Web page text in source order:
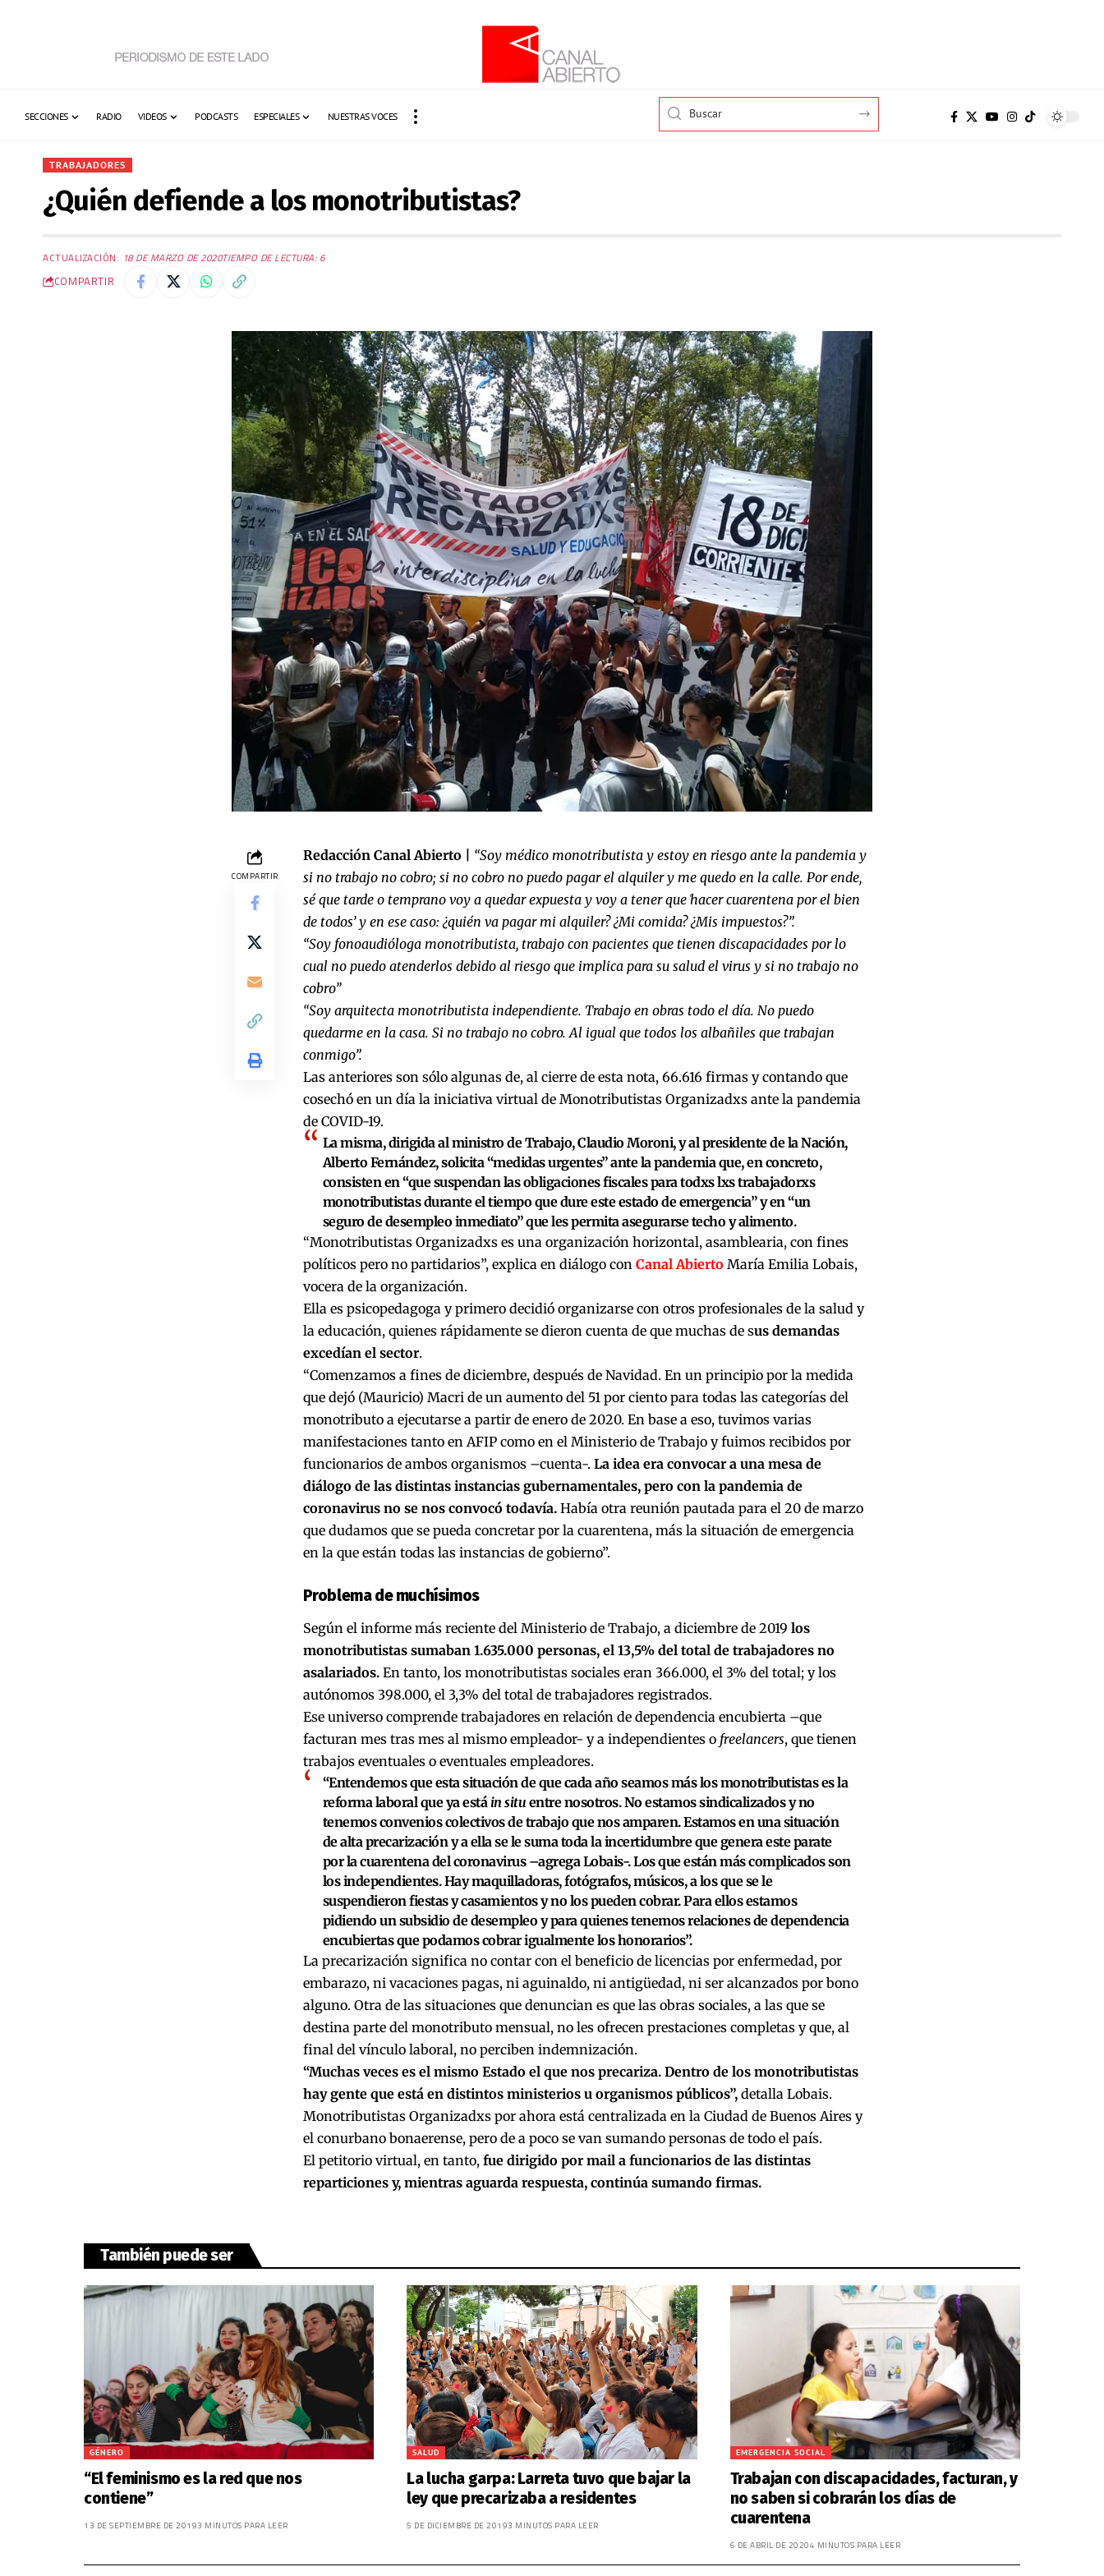
SECCIONES RADIO VIDEOS PODCASTS ESPECIALES NUESTRAS VOCES
TRABAJADORES
¿Quién defiende a los monotributistas?
ACTUALIZACIÓN: 18 DE MARZO DE 2020TIEMPO DE LECTURA: 6
COMPARTIR
COMPARTIR
Redacción Canal Abierto |
“Soy médico monotributista y estoy en riesgo ante la pandemia y
si no trabajo no cobro; si no cobro no puedo pagar el alquiler y me quedo en la calle. Por ende,
sé que tarde o temprano voy a quedar expuesta y voy a tener que ̍hacer cuarentena por el bien
de todos’ y en ese caso: ¿quién va pagar mi alquiler? ¿Mi comida? ¿Mis impuestos?”.
“Soy fonoaudióloga monotributista, trabajo con pacientes que tienen discapacidades por lo
cual no puedo atenderlos debido al riesgo que implica para su salud el virus y si no trabajo no
cobro”
“Soy arquitecta monotributista independiente. Trabajo en obras todo el día. No puedo
quedarme en la casa. Si no trabajo no cobro. Al igual que todos los albañiles que trabajan
conmigo”.
Las anteriores son sólo algunas de, al cierre de esta nota, 66.616 firmas y contando que
cosechó en un día la iniciativa virtual de Monotributistas Organizadxsante la pandemia
de COVID-19.
La misma, dirigida al ministro de Trabajo, Claudio Moroni, y al presidente de la Nación,
Alberto Fernández, solicita “medidas urgentes” ante la pandemia que, en concreto,
consisten en “que suspendan las obligaciones fiscales para todxs lxs trabajadorxs
monotributistas durante el tiempo que dure este estado de emergencia” y en “un
seguro de desempleo inmediato” que les permita asegurarse techo y alimento.
“Monotributistas Organizadxs es una organización horizontal, asamblearia, con fines
políticos pero no partidarios”, explica en diálogo con Canal Abierto María Emilia Lobais,
vocera de la organización.
Ella es psicopedagoga y primero decidió organizarse con otros profesionales de la salud y
la educación, quienes rápidamente se dieron cuenta de que muchas de sus demandas
excedían el sector.
“Comenzamos a fines de diciembre, después de Navidad. En un principio por la medida
que dejó (Mauricio) Macri de un aumento del 51 por ciento para todas las categorías del
monotributo a ejecutarse a partir de enero de 2020. En base a eso, tuvimos varias
manifestaciones tanto en AFIP como en el Ministerio de Trabajo y fuimos recibidos por
funcionarios de ambos organismos –cuenta-. La idea era convocar a una mesa de
diálogo de las distintas instancias gubernamentales, pero con la pandemia de
coronavirus no se nos convocó todavía.Había otra reunión pautada para el 20 de marzo
que dudamos que se pueda concretar por la cuarentena, más la situación de emergencia
en la que están todas las instancias de gobierno”.
Problema de muchísimos
Según el informe más reciente del Ministerio de Trabajo, a diciembre de 2019 los
monotributistas sumaban 1.635.000 personas, el 13,5% del total de trabajadores no
asalariados.En tanto, los monotributistas sociales eran 366.000, el 3% del total; y los
autónomos 398.000, el 3,3% del total de trabajadores registrados.
Ese universo comprende trabajadores en relación de dependencia encubierta –que
facturan mes tras mes al mismo empleador- y a independientes o freelancers, que tienen
trabajos eventuales o eventuales empleadores.
“Entendemos que esta situación de que cada año seamos más los monotributistas es la
reforma laboral que ya está in situ entre nosotros. No estamos sindicalizados y no
tenemos convenios colectivos de trabajo que nos amparen. Estamos en una situación
de alta precarización y a ella se le suma toda la incertidumbre que genera este parate
por la cuarentena del coronavirus –agrega Lobais-. Los que están más complicados son
los independientes. Hay maquilladoras, fotógrafos, músicos, a los que se le
suspendieron fiestas y casamientos y no los pueden cobrar. Para ellos estamos
pidiendo un subsidio de desempleo y para quienes tenemos relaciones de dependencia
encubiertas que podamos cobrar igualmente los honorarios”.
La precarización significa no contar con el beneficio de licencias por enfermedad, por
embarazo, ni vacaciones pagas, ni aguinaldo, ni antigüedad, ni ser alcanzados por bono
alguno. Otra de las situaciones que denuncian es que las obras sociales, a las que se
destina parte del monotributo mensual, no les ofrecen prestaciones completas y que, al
final del vínculo laboral, no perciben indemnización.
“Muchas veces es el mismo Estado el que nos precariza. Dentro de los monotributistas
hay gente que está en distintos ministerios u organismos públicos”,detalla Lobais.
Monotributistas Organizadxs por ahora está centralizada en la Ciudad de Buenos Aires y
el conurbano bonaerense, pero de a poco se van sumando personas de todo el país.
El petitorio virtual, en tanto, fue dirigido por mail a funcionarios de las distintas
reparticiones y, mientras aguarda respuesta, continúa sumando firmas.
También puede ser
GÉNERO
“El feminismo es la red que nos
contiene”
13 DE SEPTIEMBRE DE 20193 MINUTOS PARA LEER
SALUD
La lucha garpa: Larreta tuvo que bajar la
ley que precarizaba a residentes
5 DE DICIEMBRE DE 20193 MINUTOS PARA LEER
EMERGENCIA SOCIAL
Trabajan con discapacidades, facturan, y
no saben si cobrarán los días de
cuarentena
6 DE ABRIL DE 20204 MINUTOS PARA LEER